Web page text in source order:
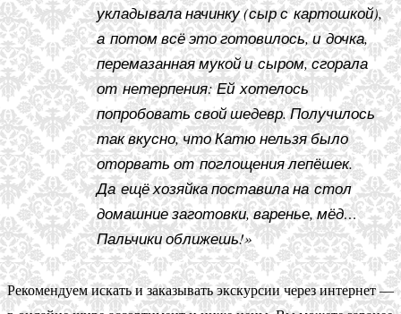
укладывала начинку (сыр с картошкой),
а потом всё это готовилось, и дочка,
перемазанная мукой и сыром, сгорала
от нетерпения: Ей хотелось
попробовать свой шедевр. Получилось
так вкусно, что Катю нельзя было
оторвать от поглощения лепёшек.
Да ещё хозяйка поставила на стол
домашние заготовки, варенье, мёд…
Пальчики оближешь!»
Рекомендуем искать и заказывать экскурсии через интернет —